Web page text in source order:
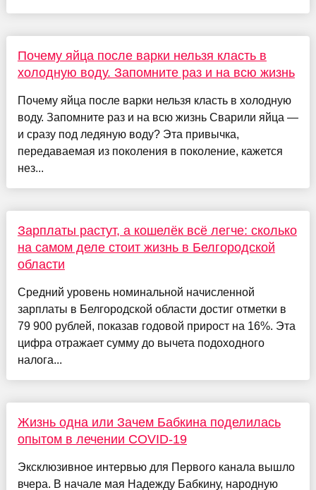
Почему яйца после варки нельзя класть в
холодную воду. Запомните раз и на всю жизнь
Почему яйца после варки нельзя класть в холодную
воду. Запомните раз и на всю жизнь Сварили яйца —
и сразу под ледяную воду? Эта привычка,
передаваемая из поколения в поколение, кажется
нез...
Зарплаты растут, а кошелёк всё легче: сколько
на самом деле стоит жизнь в Белгородской
области
Средний уровень номинальной начисленной
зарплаты в Белгородской области достиг отметки в
79 900 рублей, показав годовой прирост на 16%. Эта
цифра отражает сумму до вычета подоходного
налога...
Жизнь одна или Зачем Бабкина поделилась
опытом в лечении COVID-19
Эксклюзивное интервью для Первого канала вышло
вчера. В начале мая Надежду Бабкину, народную